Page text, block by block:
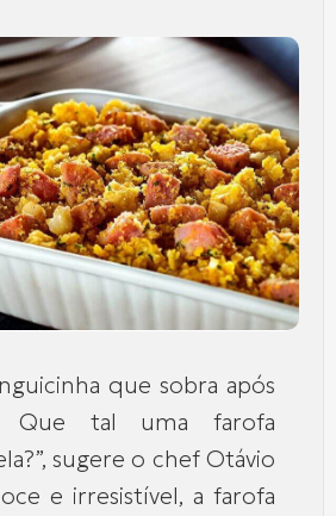
que sobra após
Que tal uma farofa
sugere o chef Otávio
e irresistível, a farofa